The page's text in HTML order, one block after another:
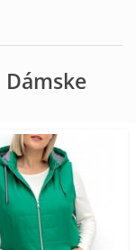
Dámske